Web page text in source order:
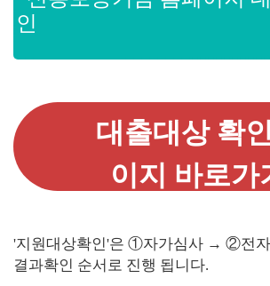
인
대출대상 확
이지 바로가
'지원대상확인'은 ①자가심사 → ②전
결과확인 순서로 진행 됩니다.